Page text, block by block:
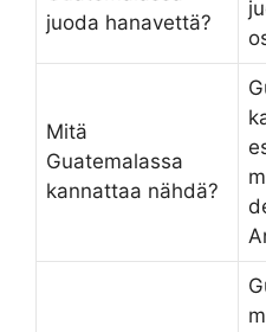
juoda hanavettä?
Mitä
Guatemalassa
kannattaa nähdä?